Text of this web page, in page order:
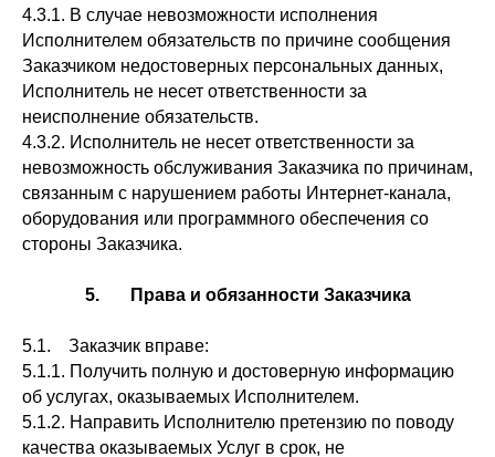
4.3.1. В случае невозможности исполнения
Исполнителем обязательств по причине сообщения
Заказчиком недостоверных персональных данных,
Исполнитель не несет ответственности за
неисполнение обязательств.
4.3.2. Исполнитель не несет ответственности за
невозможность обслуживания Заказчика по причинам,
связанным с нарушением работы Интернет-канала,
оборудования или программного обеспечения со
стороны Заказчика.
5. Права и обязанности Заказчика
5.1. Заказчик вправе:
5.1.1. Получить полную и достоверную информацию
об услугах, оказываемых Исполнителем.
5.1.2. Направить Исполнителю претензию по поводу
качества оказываемых Услуг в срок, не